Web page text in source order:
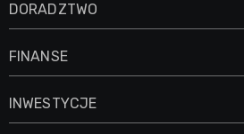
DORADZTWO
FINANSE
INWESTYCJE